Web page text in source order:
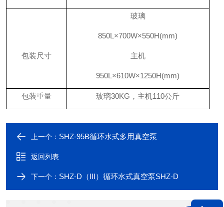
包装尺寸
玻璃
850L×700W×550H(mm)
主机
950L×610W×1250H(mm)
包装重量 玻璃30KG，主机110公斤
上一个： SHZ-95B循环水式多用真空泵
返回列表
下一个： SHZ-D（III）循环水式真空泵SHZ-D